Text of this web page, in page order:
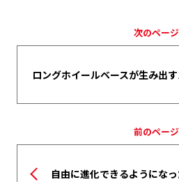
前のページ
自由に進化できるようにな
次のページ
ロングホイールベースが生み出